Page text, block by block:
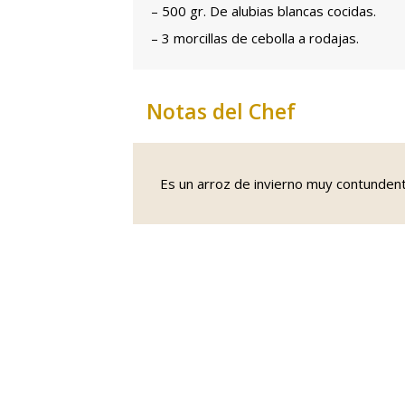
– 500 gr. De alubias blancas cocidas.
– 3 morcillas de cebolla a rodajas.
Notas del Chef
Es un arroz de invierno muy